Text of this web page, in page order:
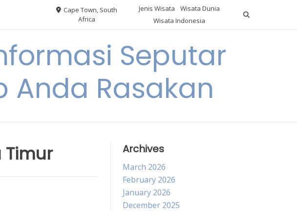
Cape Town, South
Africa
Jenis Wisata
Wisata Dunia
Wisata Indonesia
Seputar
Anda Rasakan
Timur Archives
March 2026
February 2026
January 2026
December 2025